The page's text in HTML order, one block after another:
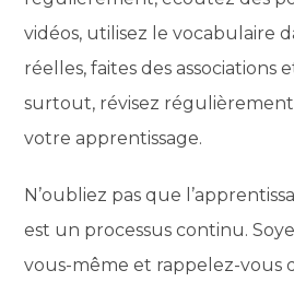
vidéos, utilisez le vocabulaire
réelles, faites des associations
surtout, révisez
votre apprentissage.
N’oubliez pas que
est un processus continu.
vous-même et rappelez-vous